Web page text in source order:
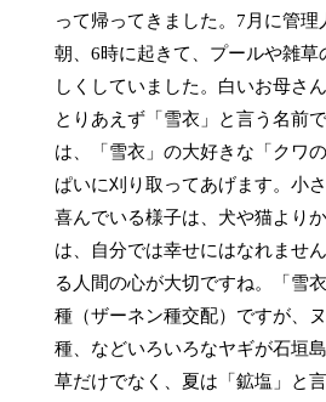
って帰ってきました。7月に管理
朝、6時に起きて、プールや雑草
しくしていました。白いお母さ
とりあえず「雪衣」と言う名前
は、「雪衣」の大好きな「クワ
ぱいに刈り取ってあげます。小
喜んでいる様子は、犬や猫より
は、自分では幸せにはなれませ
る人間の心が大切ですね。「雪
種（ザーネン種交配）ですが、
種、などいろいろなヤギが石垣
草だけでなく、夏は「鉱塩」と